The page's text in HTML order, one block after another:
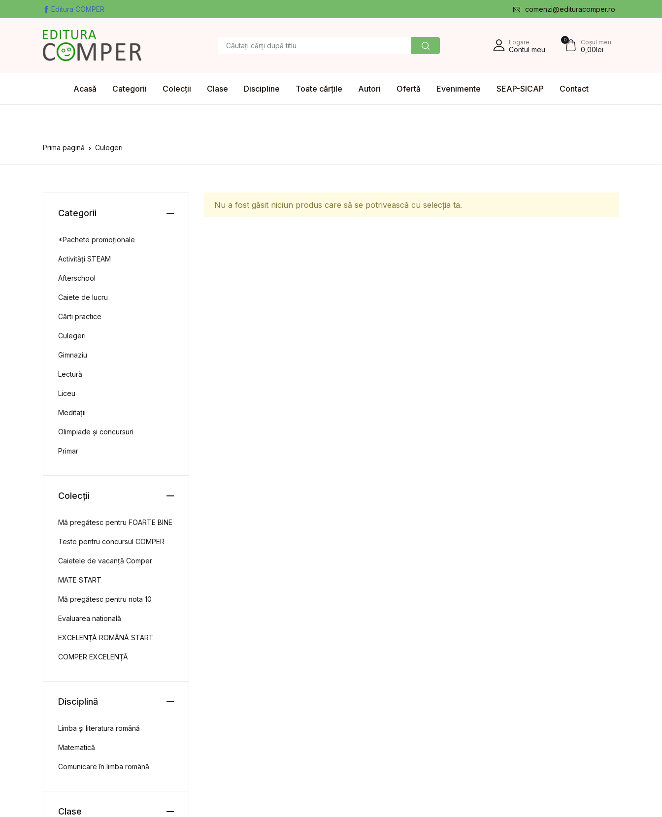
Editura COMPER comenzi@edituracomper.ro
Logare
Contul meu
0 Coșul meu
0,00lei
Acasă Categorii Colecții Clase Discipline Toate cărțile Autori Ofertă Evenimente SEAP-SICAP Contact
Prima pagină Culegeri
Nu a fost găsit niciun produs care să se potrivească cu selecția ta.
Categorii
*Pachete promoționale
Activități STEAM
Afterschool
Caiete de lucru
Cărti practice
Culegeri
Gimnaziu
Lectură
Liceu
Meditații
Olimpiade și concursuri
Primar
Colecții
Mă pregătesc pentru FOARTE BINE
Teste pentru concursul COMPER
Caietele de vacanță Comper
MATE START
Mă pregătesc pentru nota 10
Evaluarea natională
EXCELENȚĂ ROMÂNĂ START
COMPER EXCELENȚĂ
Disciplină
Limba și literatura română
Matematică
Comunicare în limba română
Clase